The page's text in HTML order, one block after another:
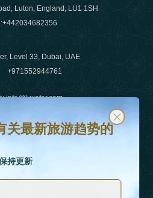
Luton, England, LU1 1SH
+442034682356
Level 33, Dubai, UAE
+971552944761
:info@luxafar.com
:+442034682356
+971552944761
趋势的信息吗？
更新
关最新旅游趋势的
持更新